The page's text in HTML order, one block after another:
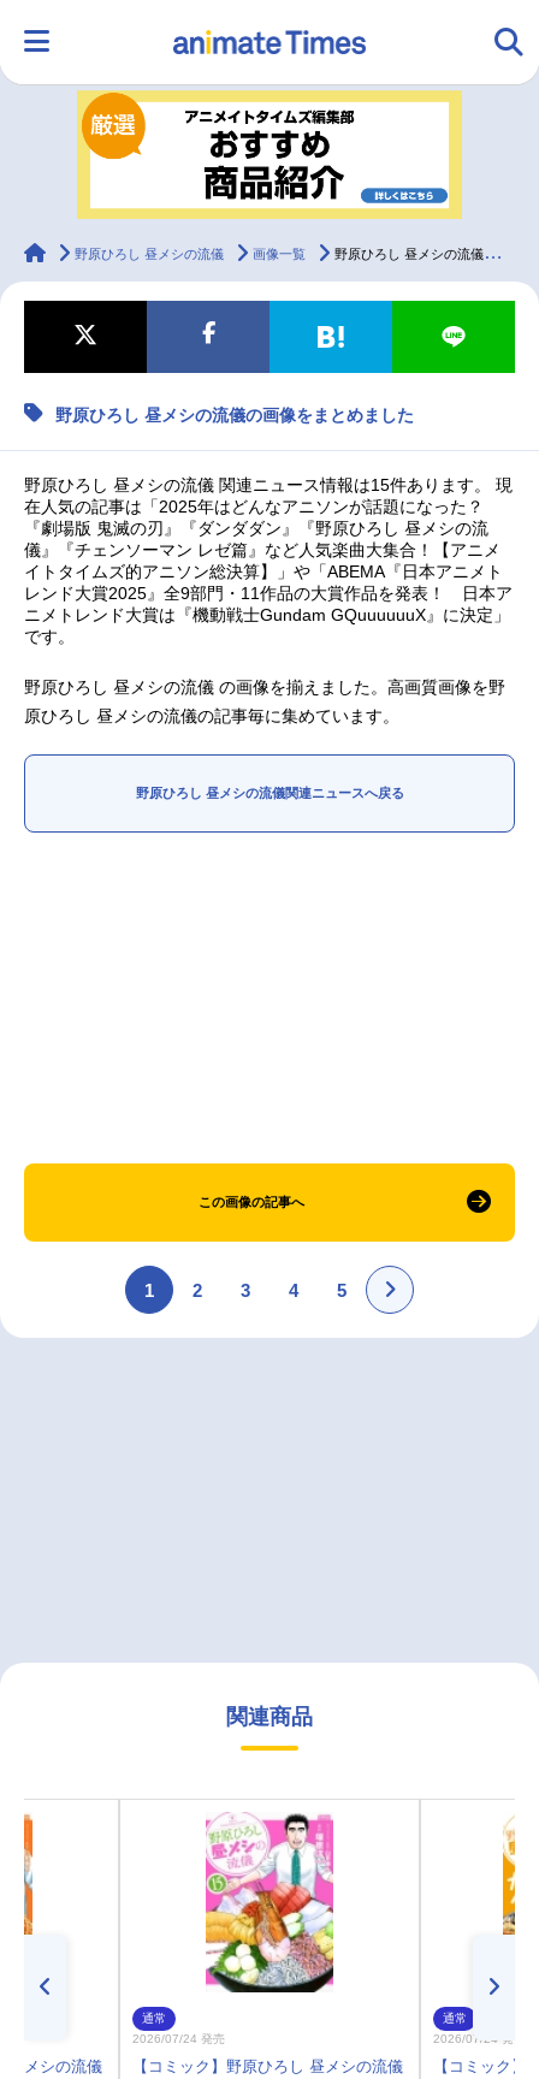
ランキング アニメ
ラジオ グッズ
マンガ・ラノベ ゲーム・アプリ 音楽 コスプレ
2.5次元 配信・Vtuber トレンド
最新記事一覧
アニメ記事一覧 声優記事一覧
アニメ映画一覧 実写化映画一覧
今期アニメ曜日別一覧
春アニメ 夏アニメ
男性声優/女性声優一覧
animateTimes
野原ひろし 昼メシの流儀 画像一覧 野原ひろし 昼メシの流儀の画像をまとめました
野原ひろし 昼メシの流儀の画像をまとめました
野原ひろし 昼メシの流儀 関連ニュース情報は15件あります。 現
在人気の記事は「2025年はどんなアニソンが話題になった？
『劇場版 鬼滅の刃』『ダンダダン』『野原ひろし 昼メシの流
儀』『チェンソーマン レゼ篇』など人気楽曲大集合！【アニメ
イトタイムズ的アニソン総決算】」や「ABEMA『日本アニメト
レンド大賞2025』全9部門・11作品の大賞作品を発表！ 日本ア
ニメトレンド大賞は『機動戦士Gundam GQuuuuuuX』に決定」
です。
野原ひろし 昼メシの流儀 の画像を揃えました。高画質画像を野
原ひろし 昼メシの流儀の記事毎に集めています。
野原ひろし 昼メシの流儀関連ニュースへ戻る
この画像の記事へ
1 2 3 4 5
関連商品
昼メシの流儀
通常
2026/07/24 発売
【コミック】野原ひろし 昼メシの流儀
通常
2026/07/24 発売
【コミック】